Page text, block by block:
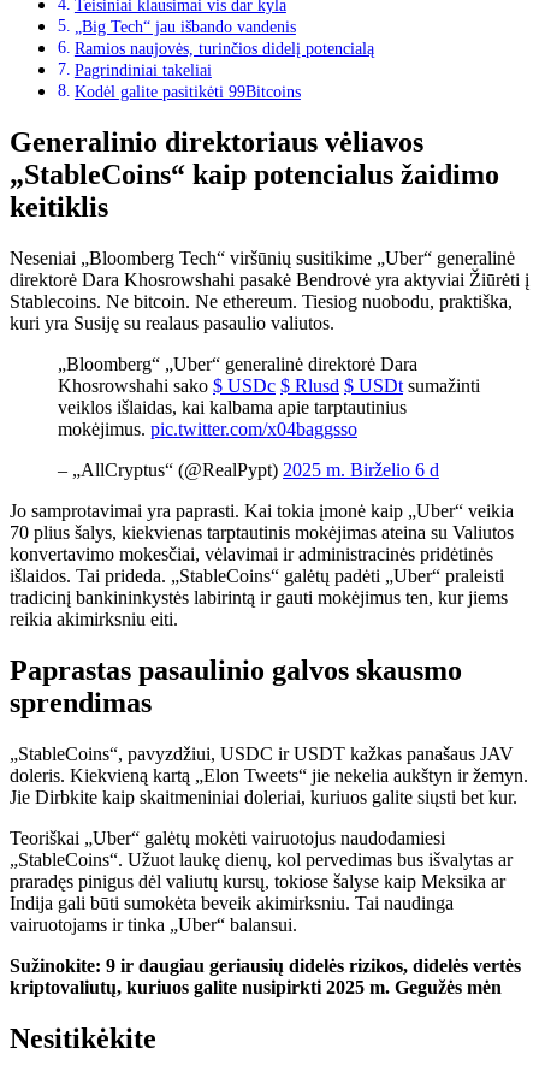
Teisiniai klausimai vis dar kyla
„Big Tech“ jau išbando vandenis
Ramios naujovės, turinčios didelį potencialą
Pagrindiniai takeliai
Kodėl galite pasitikėti 99Bitcoins
Generalinio direktoriaus vėliavos
„StableCoins“ kaip potencialus žaidimo
keitiklis
Neseniai „Bloomberg Tech“ viršūnių susitikime „Uber“ generalinė
direktorė Dara Khosrowshahi pasakė Bendrovė yra aktyviai Žiūrėti į
Stablecoins. Ne bitcoin. Ne ethereum. Tiesiog nuobodu, praktiška,
kuri yra Susiję su realaus pasaulio valiutos.
„Bloomberg“ „Uber“ generalinė direktorė Dara
Khosrowshahi sako $ USDc $ Rlusd $ USDt sumažinti
veiklos išlaidas, kai kalbama apie tarptautinius
mokėjimus. pic.twitter.com/x04baggsso
– „AllCryptus“ (@RealPypt) 2025 m. Birželio 6 d
Jo samprotavimai yra paprasti. Kai tokia įmonė kaip „Uber“ veikia
70 plius šalys, kiekvienas tarptautinis mokėjimas ateina su Valiutos
konvertavimo mokesčiai, vėlavimai ir administracinės pridėtinės
išlaidos. Tai prideda. „StableCoins“ galėtų padėti „Uber“ praleisti
tradicinį bankininkystės labirintą ir gauti mokėjimus ten, kur jiems
reikia akimirksniu eiti.
Paprastas pasaulinio galvos skausmo
sprendimas
„StableCoins“, pavyzdžiui, USDC ir USDT kažkas panašaus JAV
doleris. Kiekvieną kartą „Elon Tweets“ jie nekelia aukštyn ir žemyn.
Jie Dirbkite kaip skaitmeniniai doleriai, kuriuos galite siųsti bet kur.
Teoriškai „Uber“ galėtų mokėti vairuotojus naudodamiesi
„StableCoins“. Užuot laukę dienų, kol pervedimas bus išvalytas ar
praradęs pinigus dėl valiutų kursų, tokiose šalyse kaip Meksika ar
Indija gali būti sumokėta beveik akimirksniu. Tai naudinga
vairuotojams ir tinka „Uber“ balansui.
Sužinokite: 9 ir daugiau geriausių didelės rizikos, didelės vertės
kriptovaliutų, kuriuos galite nusipirkti 2025 m. Gegužės mėn
Nesitikėkite